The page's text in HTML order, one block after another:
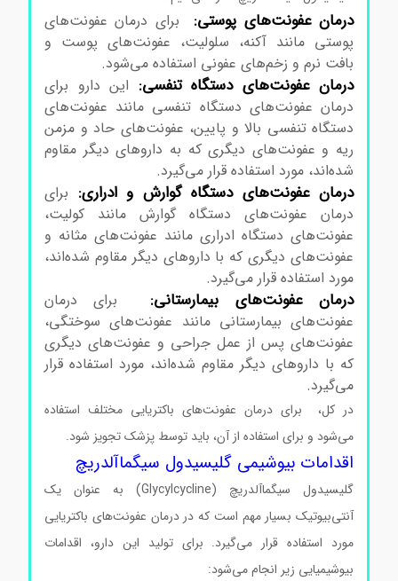
درمان عفونت‌های پوستی:برای درمان عفونت‌های
پوستی مانند آکنه، سلولیت، عفونت‌های پوست و
بافت نرم و زخم‌های عفونی استفاده می‌شود.
درمان عفونت‌های دستگاه تنفسی:این دارو برای
درمان عفونت‌های دستگاه تنفسی مانند عفونت‌های
دستگاه تنفسی بالا و پایین، عفونت‌های حاد و مزمن
ریه و عفونت‌های دیگری که به داروهای دیگر مقاوم
شده‌اند، مورد استفاده قرار می‌گیرد.
درمان عفونت‌های دستگاه گوارش و ادراری:برای
درمان عفونت‌های دستگاه گوارش مانند کولیت،
عفونت‌های دستگاه ادراری مانند عفونت‌های مثانه و
عفونت‌های دیگری که با داروهای دیگر مقاوم شده‌اند،
مورد استفاده قرار می‌گیرد.
درمان عفونت‌های بیمارستانی:برای درمان
عفونت‌های بیمارستانی مانند عفونت‌های سوختگی،
عفونت‌های پس از عمل جراحی و عفونت‌های دیگری
که با داروهای دیگر مقاوم شده‌اند، مورد استفاده قرار
می‌گیرد.
در کل، برای درمان عفونت‌های باکتریایی مختلف استفاده
می‌شود و برای استفاده از آن، باید توسط پزشک تجویز شود.
اقدامات بیوشیمی گلیسیدول سیگماآلدریچ
گلیسیدول سیگماآلدریچ (Glycylcycline) به عنوان یک
آنتی‌بیوتیک بسیار مهم است که در درمان عفونت‌های باکتریایی
مورد استفاده قرار می‌گیرد. برای تولید این دارو، اقدامات
بیوشیمیایی زیر انجام می‌شود: